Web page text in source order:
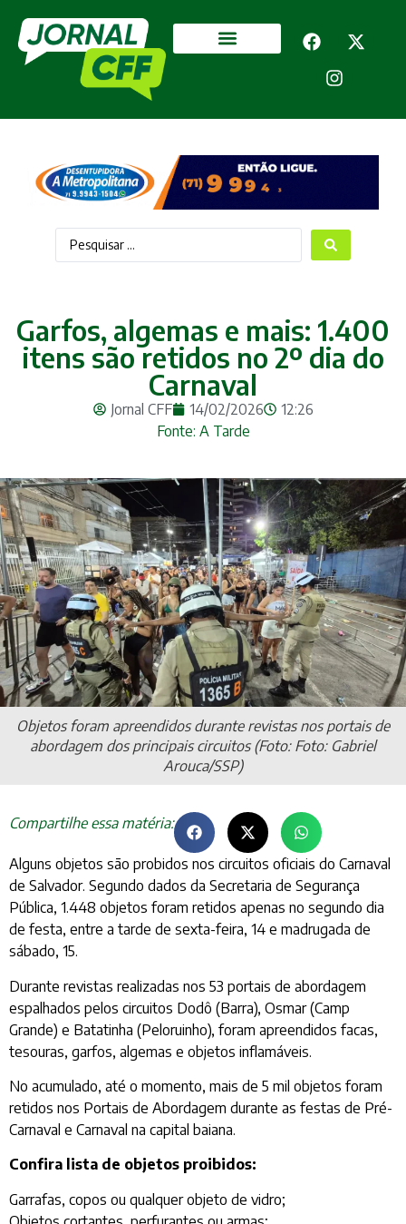
Garfos, algemas e mais: 1.400
itens são retidos no 2º dia do
Carnaval
Jornal CFF 14/02/2026
12:26
Fonte: A Tarde
Objetos foram apreendidos durante revistas nos portais de
abordagem dos principais circuitos (Foto: Foto: Gabriel
Arouca/SSP)
Compartilhe essa matéria:
Alguns objetos são probidos nos circuitos oficiais do Carnaval
de Salvador. Segundo dados da Secretaria de Segurança
Pública, 1.448 objetos foram retidos apenas no segundo dia
de festa, entre a tarde de sexta-feira, 14 e madrugada de
sábado, 15.
Durante revistas realizadas nos 53 portais de abordagem
espalhados pelos circuitos Dodô (Barra), Osmar (Camp
Grande) e Batatinha (Peloruinho), foram apreendidos facas,
tesouras, garfos, algemas e objetos inflamáveis.
No acumulado, até o momento, mais de 5 mil objetos foram
retidos nos Portais de Abordagem durante as festas de Pré-
Carnaval e Carnaval na capital baiana.
Confira lista de objetos proibidos:
Garrafas, copos ou qualquer objeto de vidro;